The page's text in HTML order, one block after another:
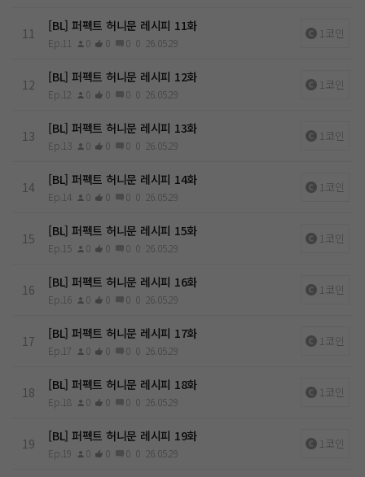
11 [BL] 퍼펙트 허니문 레시피 11화
Ep.11 0 0 0 0 26.05.29
1코인
12 [BL] 퍼펙트 허니문 레시피 12화
Ep.12 0 0 0 0 26.05.29
1코인
13 [BL] 퍼펙트 허니문 레시피 13화
Ep.13 0 0 0 0 26.05.29
1코인
14 [BL] 퍼펙트 허니문 레시피 14화
Ep.14 0 0 0 0 26.05.29
1코인
15 [BL] 퍼펙트 허니문 레시피 15화
Ep.15 0 0 0 0 26.05.29
1코인
16 [BL] 퍼펙트 허니문 레시피 16화
Ep.16 0 0 0 0 26.05.29
1코인
17 [BL] 퍼펙트 허니문 레시피 17화
Ep.17 0 0 0 0 26.05.29
1코인
18 [BL] 퍼펙트 허니문 레시피 18화
Ep.18 0 0 0 0 26.05.29
1코인
19 [BL] 퍼펙트 허니문 레시피 19화
Ep.19 0 0 0 0 26.05.29
1코인